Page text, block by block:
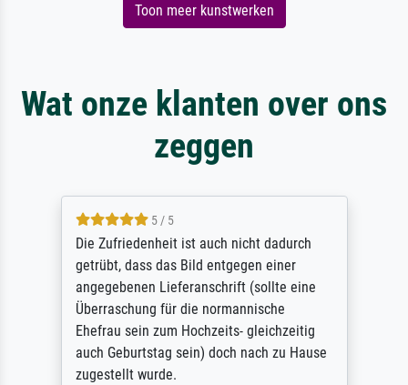
Toon meer kunstwerken
Wat onze klanten over ons
zeggen
5 / 5
Die Zufriedenheit ist auch nicht dadurch
getrübt, dass das Bild entgegen einer
angegebenen Lieferanschrift (sollte eine
Überraschung für die normannische
Ehefrau sein zum Hochzeits- gleichzeitig
auch Geburtstag sein) doch nach zu Hause
zugestellt wurde.